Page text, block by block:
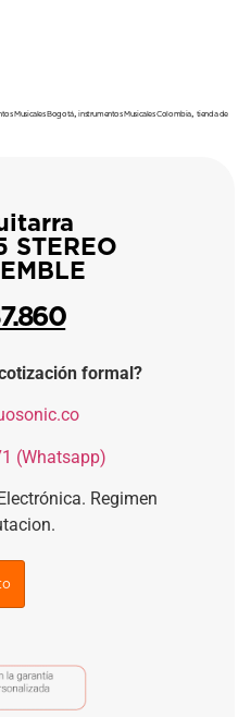
Musicales Bogotá,instrumentos Musicales Colombia
tienda de
STEREO
formal?
(Whatsapp)
Regimen